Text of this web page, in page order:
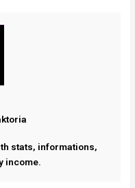
stats, informations,
income.